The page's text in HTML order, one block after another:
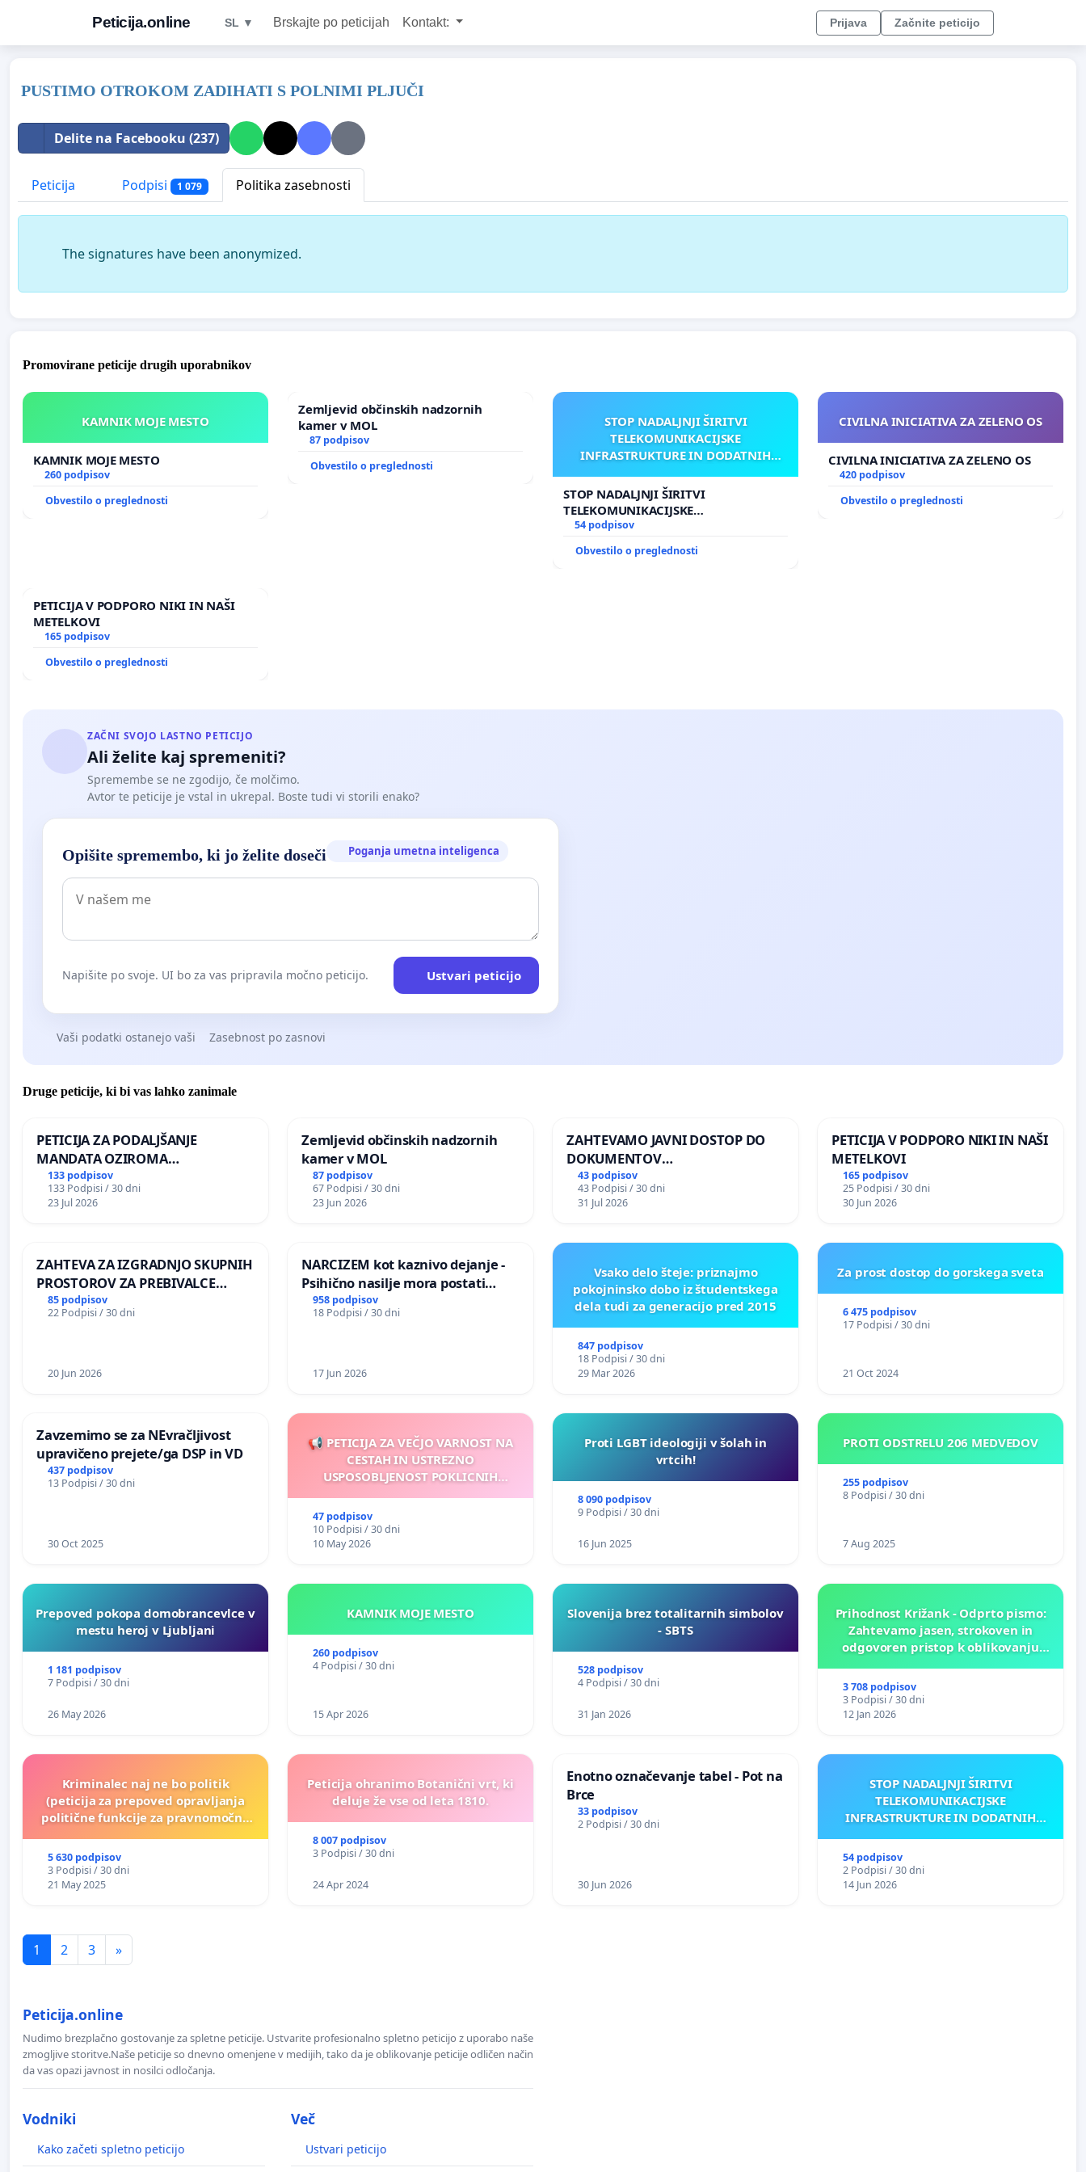
Peticija.online SL ▼ Brskajte po peticijah Kontakt: Prijava Začnite peticijo
PUSTIMO OTROKOM ZADIHATI S POLNIMI PLJUČI
Delite na Facebooku (237)
Peticija Podpisi 1 079 Politika zasebnosti
The signatures have been anonymized.
Promovirane peticije drugih uporabnikov
KAMNIK MOJE MESTO
KAMNIK MOJE MESTO
260 podpisov
Obvestilo o preglednosti
Zemljevid občinskih nadzornih
kamer v MOL
87 podpisov
Obvestilo o preglednosti
STOP NADALJNJI ŠIRITVI
TELEKOMUNIKACIJSKE
INFRASTRUKTURE IN DODATNIH
STOP NADALJNJI ŠIRITVI
TELEKOMUNIKACIJSKE
INFRASTRUKTURE IN DODATNIH
54 podpisov
Obvestilo o preglednosti
CIVILNA INICIATIVA ZA ZELENO OS
CIVILNA INICIATIVA ZA ZELENO OS
420 podpisov
Obvestilo o preglednosti
PETICIJA V PODPORO NIKI IN NAŠI
METELKOVI
165 podpisov
Obvestilo o preglednosti
ZAČNI SVOJO LASTNO PETICIJO
Ali želite kaj spremeniti?
Spremembe se ne zgodijo, če molčimo.
Avtor te peticije je vstal in ukrepal. Boste tudi vi storili enako?
Opišite spremembo, ki jo želite doseči Poganja umetna inteligenca
Napišite po svoje. UI bo za vas pripravila močno peticijo. Ustvari peticijo
Vaši podatki ostanejo vaši Zasebnost po zasnovi
Druge peticije, ki bi vas lahko zanimale
PETICIJA ZA PODALJŠANJE
MANDATA OZIROMA
ČIMPREJŠNJO PONOVNO
NAPOTITEV GOSPODA BERNARDA
ŠRAJNERJA NA VELEPOSLANIŠTVO
133 podpisov
133 Podpisi / 30 dni
23 Jul 2026
Zemljevid občinskih nadzornih
kamer v MOL
87 podpisov
67 Podpisi / 30 dni
23 Jun 2026
ZAHTEVAMO JAVNI DOSTOP DO
DOKUMENTOV
PARLAMENTARNIH
PREISKOVALNIH KOMISIJ O
ILEGALNI TRGOVINI Z OROŽJEM
43 podpisov
43 Podpisi / 30 dni
31 Jul 2026
PETICIJA V PODPORO NIKI IN NAŠI
METELKOVI
165 podpisov
25 Podpisi / 30 dni
30 Jun 2026
ZAHTEVA ZA IZGRADNJO SKUPNIH
PROSTOROV ZA PREBIVALCE
KRAJEVNE SKUPNOSTI
PRESTRANEK
85 podpisov
22 Podpisi / 30 dni
20 Jun 2026
NARCIZEM kot kaznivo dejanje -
Psihično nasilje mora postati
enako prepoznano kot fizično
nasilje
958 podpisov
18 Podpisi / 30 dni
17 Jun 2026
Vsako delo šteje: priznajmo
pokojninsko dobo iz študentskega
dela tudi za generacijo pred 2015
847 podpisov
18 Podpisi / 30 dni
29 Mar 2026
Za prost dostop do gorskega sveta
6 475 podpisov
17 Podpisi / 30 dni
21 Oct 2024
Zavzemimo se za NEvračljivost
upravičeno prejete/ga DSP in VD
437 podpisov
13 Podpisi / 30 dni
30 Oct 2025
📢 PETICIJA ZA VEČJO VARNOST NA
CESTAH IN USTREZNO
USPOSOBLJENOST POKLICNIH
47 podpisov
10 Podpisi / 30 dni
10 May 2026
Proti LGBT ideologiji v šolah in
vrtcih!
8 090 podpisov
9 Podpisi / 30 dni
16 Jun 2025
PROTI ODSTRELU 206 MEDVEDOV
255 podpisov
8 Podpisi / 30 dni
7 Aug 2025
Prepoved pokopa domobrancevlce v
mestu heroj v Ljubljani
1 181 podpisov
7 Podpisi / 30 dni
26 May 2026
KAMNIK MOJE MESTO
260 podpisov
4 Podpisi / 30 dni
15 Apr 2026
Slovenija brez totalitarnih simbolov
- SBTS
528 podpisov
4 Podpisi / 30 dni
31 Jan 2026
Prihodnost Križank - Odprto pismo:
Zahtevamo jasen, strokoven in
odgovoren pristop k oblikovanju
3 708 podpisov
3 Podpisi / 30 dni
12 Jan 2026
Kriminalec naj ne bo politik
(peticija za prepoved opravljanja
politične funkcije za pravnomočno
5 630 podpisov
3 Podpisi / 30 dni
21 May 2025
Peticija ohranimo Botanični vrt, ki
deluje že vse od leta 1810.
8 007 podpisov
3 Podpisi / 30 dni
24 Apr 2024
Enotno označevanje tabel - Pot na
Brce
33 podpisov
2 Podpisi / 30 dni
30 Jun 2026
STOP NADALJNJI ŠIRITVI
TELEKOMUNIKACIJSKE
INFRASTRUKTURE IN DODATNIH
54 podpisov
2 Podpisi / 30 dni
14 Jun 2026
1 2 3 »
Peticija.online
Nudimo brezplačno gostovanje za spletne peticije. Ustvarite profesionalno spletno peticijo z uporabo naše
zmogljive storitve.Naše peticije so dnevno omenjene v medijih, tako da je oblikovanje peticije odličen način
da vas opazi javnost in nosilci odločanja.
Vodniki
Kako začeti spletno peticijo
Več
Ustvari peticijo